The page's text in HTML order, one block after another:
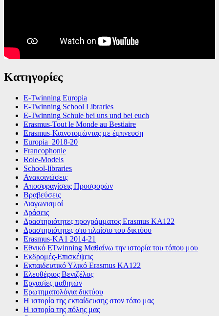
Κατηγορίες
E-Twinning Europia
E-Twinning School Libraries
E-Twinning Schule bei uns und bei euch
Erasmus-Tout le Monde au Bestiaire
Erasmus-Καινοτομώντας με έμπνευση
Europia_2018-20
Francophonie
Role-Models
School-libraries
Ανακοινώσεις
Αποσφραγίσεις Προσφορών
Βραβεύσεις
Διαγωνισμοί
Δράσεις
Δραστηριότητες προγράμματος Erasmus KA122
Δραστηριότητες στο πλαίσιο του δικτύου
Εrasmus-ΚΑ1 2014-21
Εθνικό ETwinning Μαθαίνω την ιστορία του τόπου μου
Εκδρομές-Επισκέψεις
Εκπαιδευτικό Υλικό Erasmus ΚΑ122
Ελευθέριος Βενιζέλος
Εργασίες μαθητών
Ερωτηματολόγια δικτύου
Η ιστορία της εκπαίδευσης στον τόπο μας
Η ιστορία της πόλης μας